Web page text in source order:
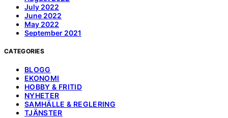
July 2022
June 2022
May 2022
September 2021
CATEGORIES
BLOGG
EKONOMI
HOBBY & FRITID
NYHETER
SAMHÄLLE & REGLERING
TJÄNSTER